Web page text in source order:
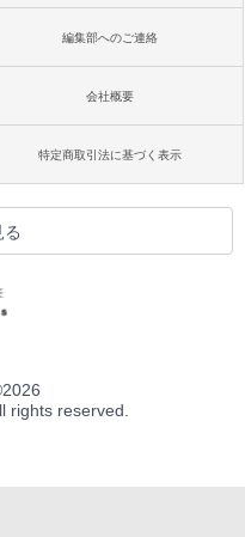
編集部へのご連絡
会社概要
特定商取引法に基づく表示
る
2026
rights reserved.